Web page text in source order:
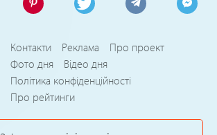
Контакти Реклама
Про проект
Фото дня
Відео дня
Політика конфіденційності
Про рейтинги